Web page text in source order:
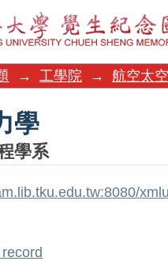
學
→ 工學院 → 航空太
學
學系